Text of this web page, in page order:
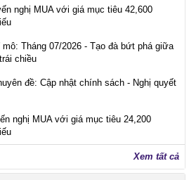
nghị MUA với giá mục tiêu 42,600
mô: Tháng 07/2026 - Tạo đà bứt phá giữa
chiều
đề: Cập nhật chính sách - Nghị quyết
nghị MUA với giá mục tiêu 24,200
Xem tất cả